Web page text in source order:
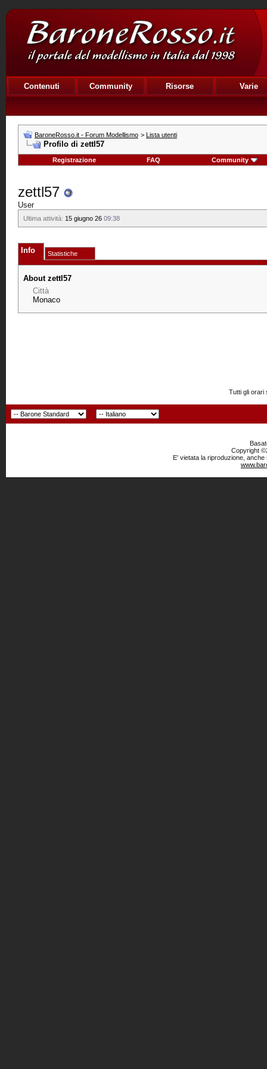
Contenuti Community Risorse Varie
BaroneRosso.it - Forum Modellismo > Lista utenti
Profilo di zettl57
Registrazione FAQ Community
zettl57
User
Ultima attività: 15 giugno 26 09:38
Info Statistiche
About zettl57
Città
Monaco
Tutti gli orari
Copyright
E' vietata la riproduzione,